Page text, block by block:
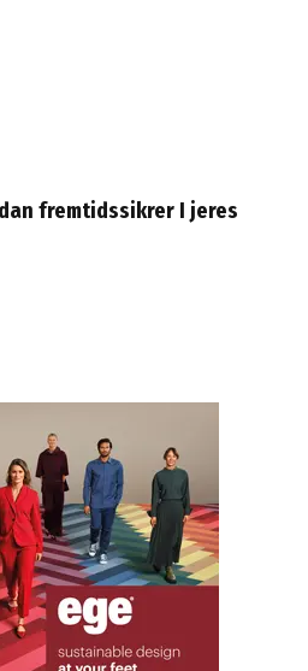
fremtidssikrer I jeres